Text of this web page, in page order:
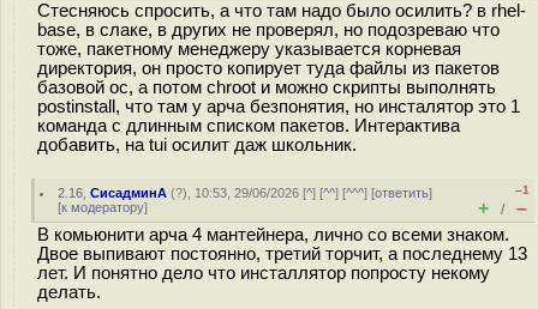
Стесняюсь спросить, а что там надо было осилить? в rhel-
base, в слаке, в других не проверял, но подозреваю что
тоже, пакетному менеджеру указывается корневая
директория, он просто копирует туда файлы из пакетов
базовой ос, а потом chroot и можно скрипты выполнять
postinstall, что там у арча безпонятия, но инсталятор это 1
команда с длинным списком пакетов. Интерактива
добавить, на tui осилит даж школьник.
2.16 ,СисадминА (?), 10:53, 29/06/2026 [^] [^^] [^^^] [ответить]
[к модератору]
–1
+ / –
В комьюнити арча 4 мантейнера, лично со всеми знаком.
Двое выпивают постоянно, третий торчит, а последнему 13
лет. И понятно дело что инсталлятор попросту некому
делать.